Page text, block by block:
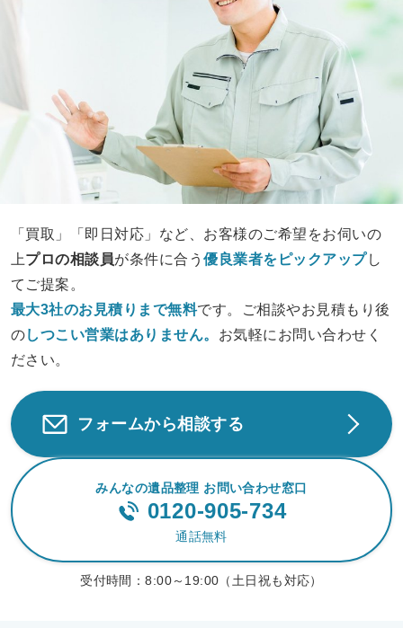
「買取」「即日対応」など、お客様のご希望をお伺いの
上プロの相談員が条件に合う優良業者をピックアップし
てご提案。
最大3社のお見積りまで無料です。ご相談やお見積もり後
のしつこい営業はありません。 お気軽にお問い合わせく
ださい。
フォームから相談する
みんなの遺品整理 お問い合わせ窓口
0120-905-734
通話無料
受付時間：8:00～19:00（土日祝も対応）